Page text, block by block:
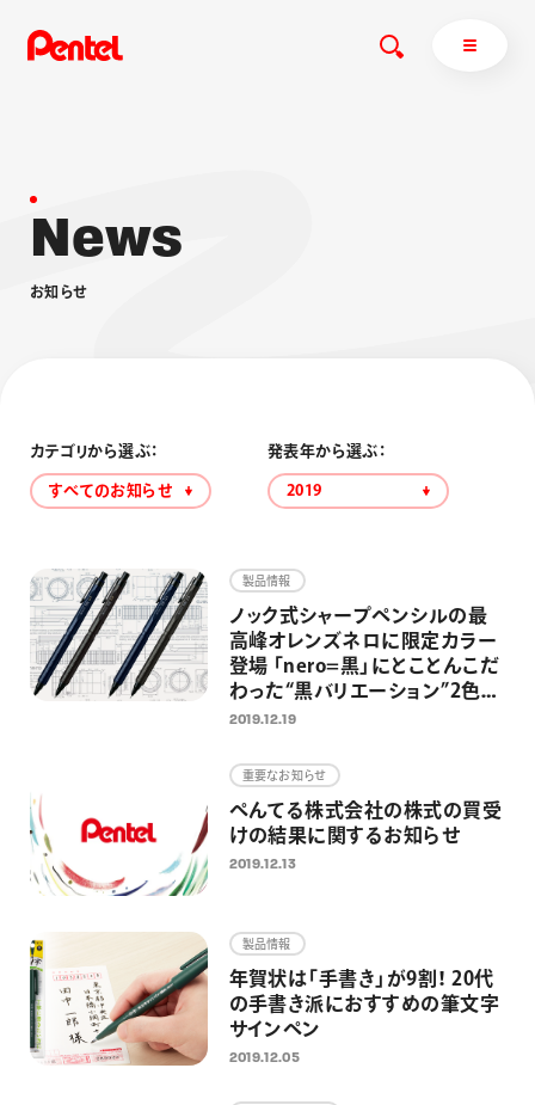
商品を探す
ブラッシュ（筆）
その他
採用情報
運営会社
News
お知 らせ
カテゴリから選ぶ：
すべてのお知らせ
発表年から選ぶ：
2019
製品情報
ノック式シャープペンシルの最
高峰オレンズネロに限定カラー
登場 「nero=黒」にとことんこだ
わった“黒バリエーション”2色を
発売
2019.12.19
重要なお知らせ
ぺんてる株式会社の株式の買受
けの結果に関するお知らせ
2019.12.13
製品情報
年賀状は「手書き」が9割！ 20代
の手書き派におすすめの筆文字
サインペン
2019.12.05